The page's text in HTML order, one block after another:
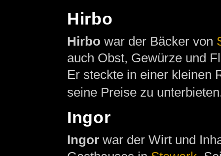
Hirbo
Hirbo war der Bäcker von
auch Obst, Gewürze und
Er steckte in einer kleinen
seine Preise zu
Ingor
Ingor war der Wirt und